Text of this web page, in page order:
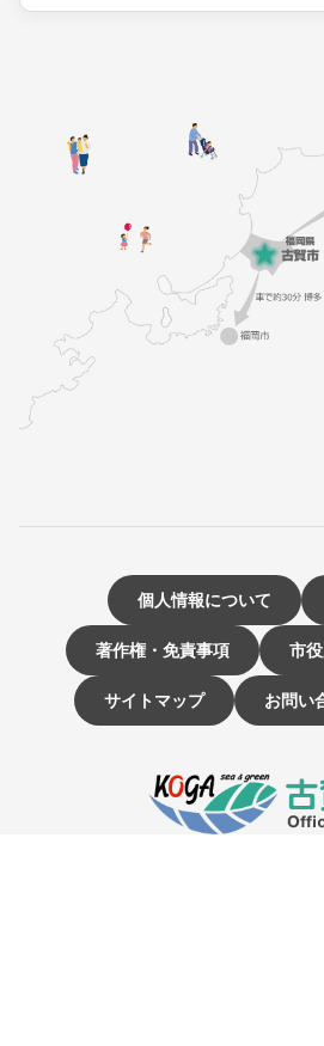
個人情報について
著作権・免責事項 市
サイトマップ お問い